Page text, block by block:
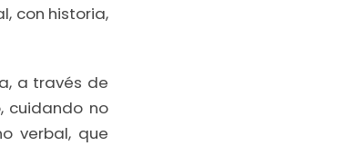
con historia,
a través de
cuidando no
verbal, que